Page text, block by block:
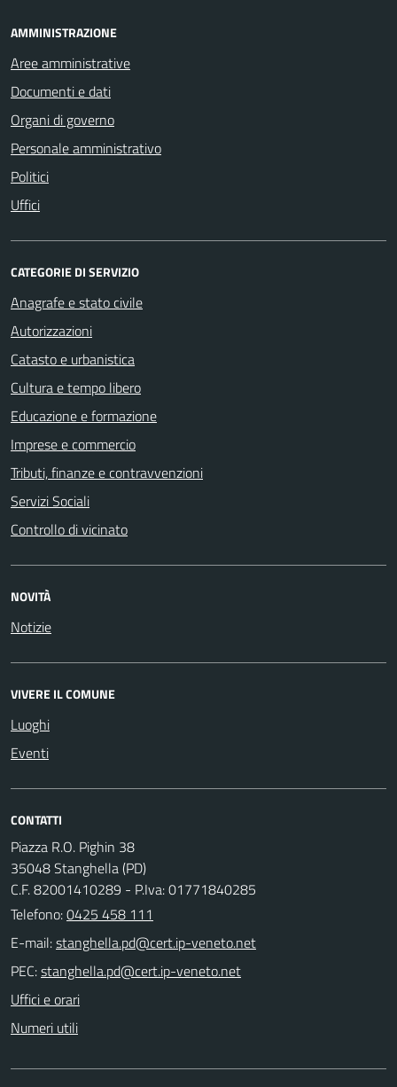
AMMINISTRAZIONE
Aree amministrative
Documenti e dati
Organi di governo
Personale amministrativo
Politici
Uffici
CATEGORIE DI SERVIZIO
Anagrafe e stato civile
Autorizzazioni
Catasto e urbanistica
Cultura e tempo libero
Educazione e formazione
Imprese e commercio
Tributi, finanze e contravvenzioni
Servizi Sociali
Controllo di vicinato
NOVITÀ
Notizie
VIVERE IL COMUNE
Luoghi
Eventi
CONTATTI
Piazza R.O. Pighin 38
35048 Stanghella (PD)
C.F. 82001410289 - P.Iva: 01771840285
Telefono:0425 458 111
E-mail:
PEC:
Uffici e orari
Numeri utili